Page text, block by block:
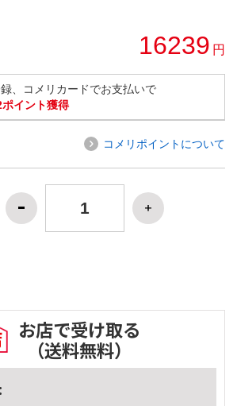
16239 円
、コメリカードでお支払いで
ポイント獲得
コメリポイントについて
お店で受け取る
（送料無料）